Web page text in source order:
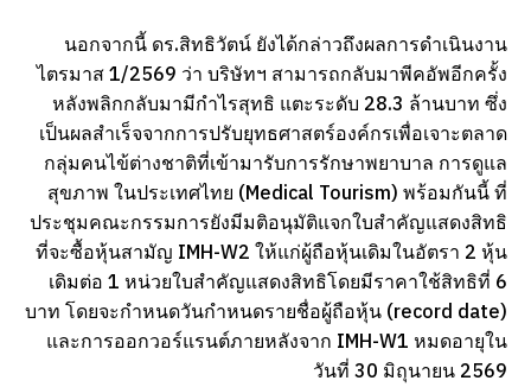
นอกจากนี้ ดร.สิทธิวัตน์ ยังได้กล่าวถึงผลการดำเนินงาน
ไตรมาส 1/2569 ว่า บริษัทฯ สามารถกลับมาพีคอัพอีกครั้ง
หลังพลิกกลับมามีกำไรสุทธิ แตะระดับ 28.3 ล้านบาท ซึ่ง
เป็นผลสำเร็จจากการปรับยุทธศาสตร์องค์กรเพื่อเจาะตลาด
กลุ่มคนไข้ต่างชาติที่เข้ามารับการรักษาพยาบาล การดูแล
สุขภาพ ในประเทศไทย (Medical Tourism) พร้อมกันนี้ ที่
ประชุมคณะกรรมการยังมีมติอนุมัติแจกใบสำคัญแสดงสิทธิ
ที่จะซื้อหุ้นสามัญ IMH-W2 ให้แก่ผู้ถือหุ้นเดิมในอัตรา 2 หุ้น
เดิมต่อ 1 หน่วยใบสำคัญแสดงสิทธิโดยมีราคาใช้สิทธิที่ 6
บาท โดยจะกำหนดวันกำหนดรายชื่อผู้ถือหุ้น (record date)
และการออกวอร์แรนต์ภายหลังจาก IMH-W1 หมดอายุใน
วันที่ 30 มิถุนายน 2569